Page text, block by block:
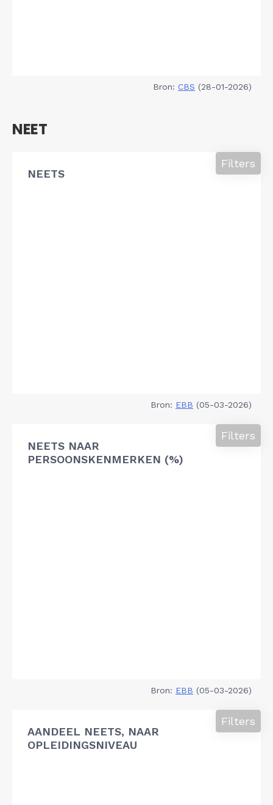
Bron: CBS (28-01-2026)
NEET
NEETS
Filters
Bron: EBB (05-03-2026)
NEETS NAAR
PERSOONSKENMERKEN (%)
Filters
Bron: EBB (05-03-2026)
AANDEEL NEETS, NAAR
OPLEIDINGSNIVEAU
Filters